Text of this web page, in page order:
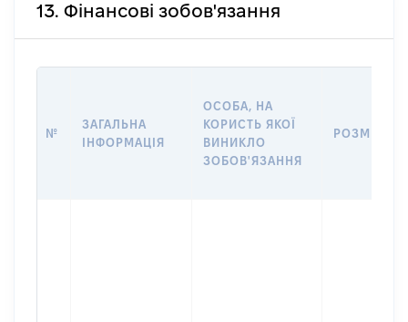
13. Фінансові зобов'язання
№
ЗАГАЛЬНА
ІНФОРМАЦІЯ
ОСОБА, НА
КОРИСТЬ ЯКОЇ
ВИНИКЛО
ЗОБОВ'ЯЗАННЯ
РОЗМІР